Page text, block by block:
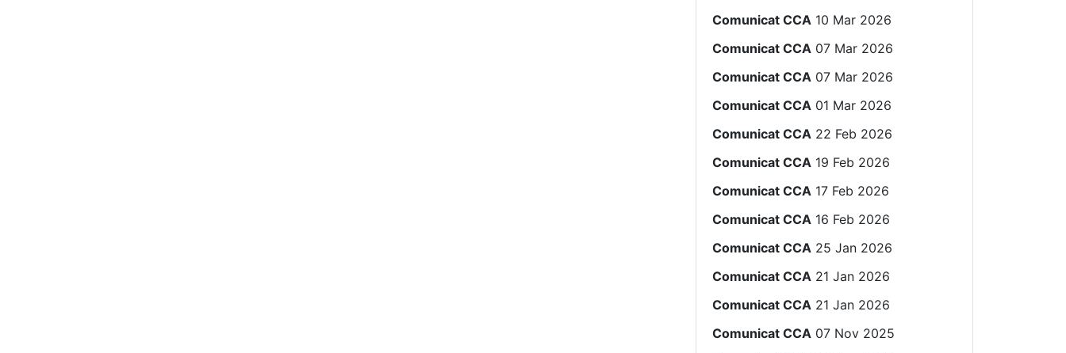
Comunicat CCA 10 Mar 2026
Comunicat CCA 07 Mar 2026
Comunicat CCA 07 Mar 2026
Comunicat CCA 01 Mar 2026
Comunicat CCA 22 Feb 2026
Comunicat CCA 19 Feb 2026
Comunicat CCA 17 Feb 2026
Comunicat CCA 16 Feb 2026
Comunicat CCA 25 Jan 2026
Comunicat CCA 21 Jan 2026
Comunicat CCA 21 Jan 2026
Comunicat CCA 07 Nov 2025